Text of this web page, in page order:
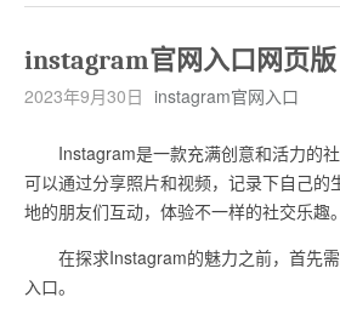
instagram官网入口网页版
2023年9月30日 instagram官网入口
Instagram是一款充满创意和活力的社
可以通过分享照片和视频，记录下自己的
地的朋友们互动，体验不一样的社交乐趣。
在探求Instagram的魅力之前，首先需
入口。